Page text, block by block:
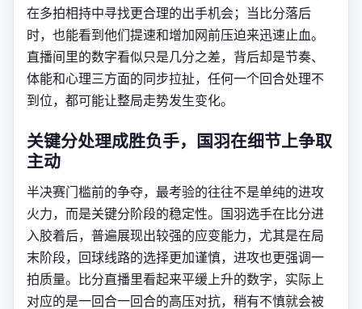
在多拍相持中寻找更合理的出手机会；当比分落后
时，也能看到他们提速和增加网前压迫来迅速止血。
直播间里的数字看似只是几分之差，背后却是节奏、
体能和心理三方面的同步拉扯，任何一个回合处理不
到位，都可能让整局走势发生变化。
关键分处理成胜负手，国羽在细节上争取
主动
半决赛门槛前的争夺，最考验的往往不是单纯的进攻
火力，而是关键分阶段的稳定性。国羽选手在比分进
入胶着后，普遍展现出较强的应变能力，尤其是在局
末阶段，回球线路的选择更加谨慎，进攻也更强调一
拍质量。比分直播里看起来平缓上升的数字，实际上
对应的是一回合一回合的高压对抗，稍有不慎就会被